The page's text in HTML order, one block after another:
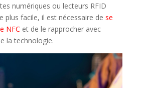
numériques ou lecteurs RFID
plus facile, il est nécessaire de se
NFC et de le rapprocher avec
la technologie.